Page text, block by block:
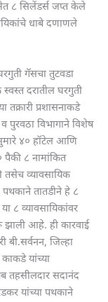
८ सिलेंडर्स जप्त केले
धाबे दणाणले
गॅसचा तुटवडा
दरातील घरगुती
तक्रारी प्रशासनाकडे
पुरवठा विभागाने विशेष
४० हॉटेल आणि
पैकी ८ नामांकित
तसेच व्यावसायिक
तातडीने हे ८
८ व्यावसायिकांवर
झाली आहे. ही कारवाई
बी.सर्वनन, जिल्हा
काकडे यांच्या
तहसीलदार सदानंद
यांच्या पथकाने